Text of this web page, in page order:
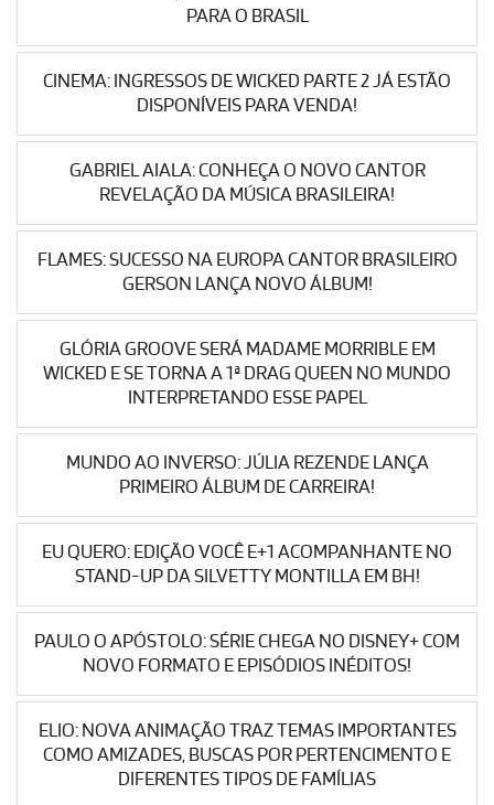
PARA O BRASIL
CINEMA: INGRESSOS DE WICKED PARTE 2 JÁ ESTÃO
DISPONÍVEIS PARA VENDA!
GABRIEL AIALA: CONHEÇA O NOVO CANTOR
REVELAÇÃO DA MÚSICA BRASILEIRA!
FLAMES: SUCESSO NA EUROPA CANTOR BRASILEIRO
GERSON LANÇA NOVO ÁLBUM!
GLÓRIA GROOVE SERÁ MADAME MORRIBLE EM
WICKED E SE TORNA A 1ª DRAG QUEEN NO MUNDO
INTERPRETANDO ESSE PAPEL
MUNDO AO INVERSO: JÚLIA REZENDE LANÇA
PRIMEIRO ÁLBUM DE CARREIRA!
EU QUERO: EDIÇÃO VOCÊ E+1 ACOMPANHANTE NO
STAND-UP DA SILVETTY MONTILLA EM BH!
PAULO O APÓSTOLO: SÉRIE CHEGA NO DISNEY+ COM
NOVO FORMATO E EPISÓDIOS INÉDITOS!
ELIO: NOVA ANIMAÇÃO TRAZ TEMAS IMPORTANTES
COMO AMIZADES, BUSCAS POR PERTENCIMENTO E
DIFERENTES TIPOS DE FAMÍLIAS